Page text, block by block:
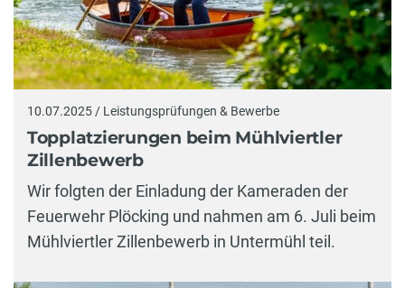
10.07.2025 / Leistungsprüfungen & Bewerbe
Topplatzierungen beim Mühlviertler
Zillenbewerb
Wir folgten der Einladung der Kameraden der
Feuerwehr Plöcking und nahmen am 6. Juli beim
Mühlviertler Zillenbewerb in Untermühl teil.